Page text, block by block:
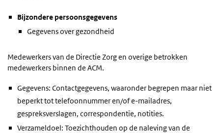
Bijzondere persoonsgegevens
Gegevens over gezondheid
Medewerkers van de Directie Zorg en overige betrokken
medewerkers binnen de ACM.
Gegevens: Contactgegevens, waaronder begrepen maar niet
beperkt tot telefoonnummer en/of e-mailadres,
gespreksverslagen, correspondentie, notities.
Verzameldoel: Toezichthouden op de naleving van de